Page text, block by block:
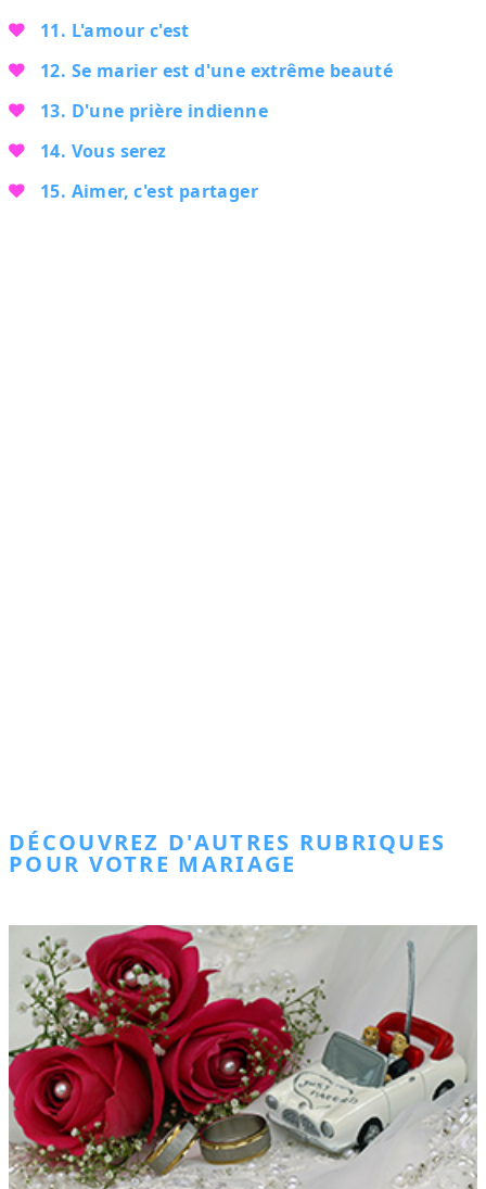
11. L'amour c'est
12. Se marier est d'une extrême beauté
13. D'une prière indienne
14. Vous serez
15. Aimer, c'est partager
DÉCOUVREZ D'AUTRES RUBRIQUES
POUR VOTRE MARIAGE